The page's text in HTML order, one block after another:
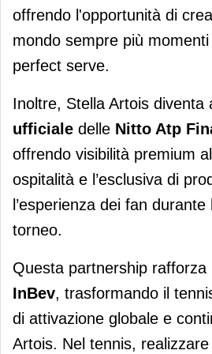
offrendo l'opportunità di
mondo sempre più
perfect serve.
Inoltre, Stella Artois diventa
ufficiale delle Nitto Atp
offrendo visibilità premium
ospitalità e l’esclusiva di
l’esperienza dei fan
torneo.
Questa partnership rafforza
InBev, trasformando il
di attivazione globale e
Artois. Nel tennis,